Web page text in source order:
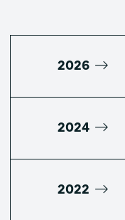
2026
2024
2022